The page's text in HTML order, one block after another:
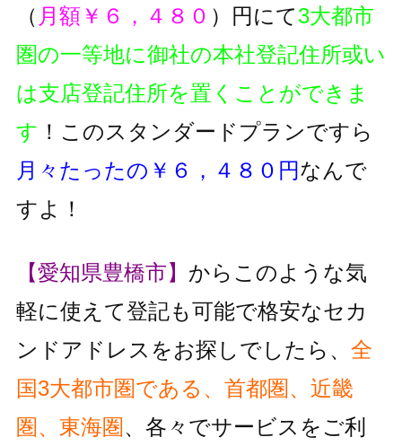
（ 月額￥６，４８０ ）円にて3大都市
圏の一等地に御社の本社登記住所或い
は支店登記住所を置くことができま
す ！このスタンダードプランですら
月々たったの￥６，４８０円なんで
すよ！
【愛知県豊橋市】 からこのような気
軽に使えて登記も可能で格安なセカ
ンドアドレスをお探しでしたら、 全
国3大都市圏である、首都圏、近畿
圏、東海圏、各々でサービスをご利